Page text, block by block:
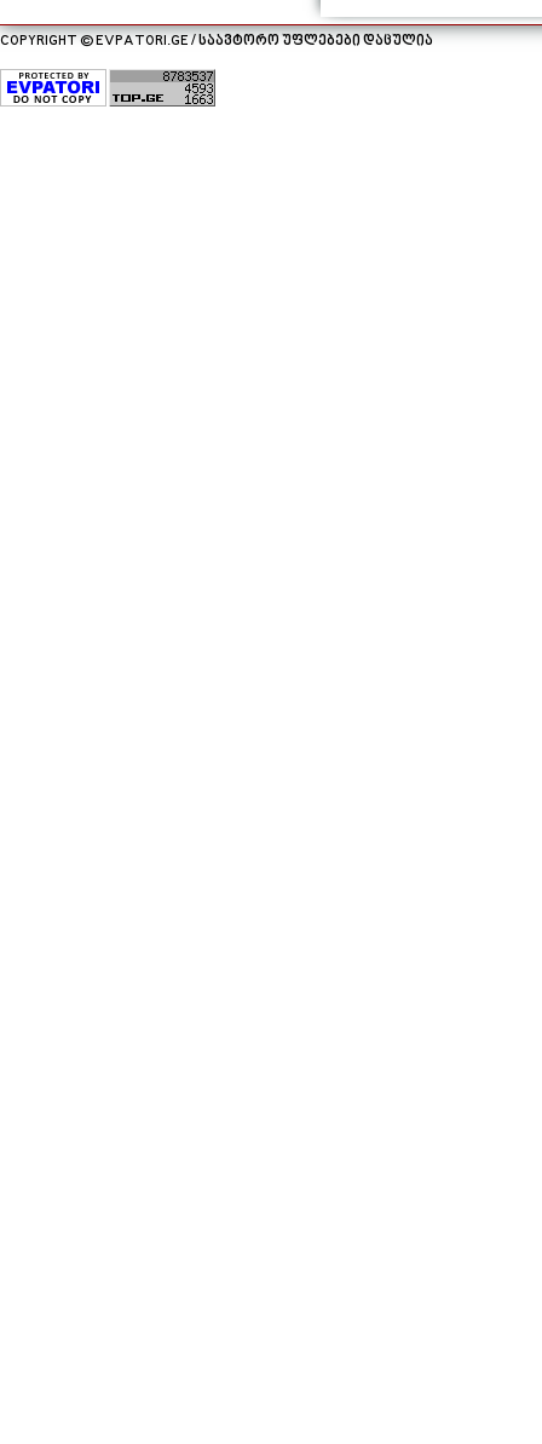
COPYRIGHT © EVPATORI.GE / საავტორო უფლებები დაცულია